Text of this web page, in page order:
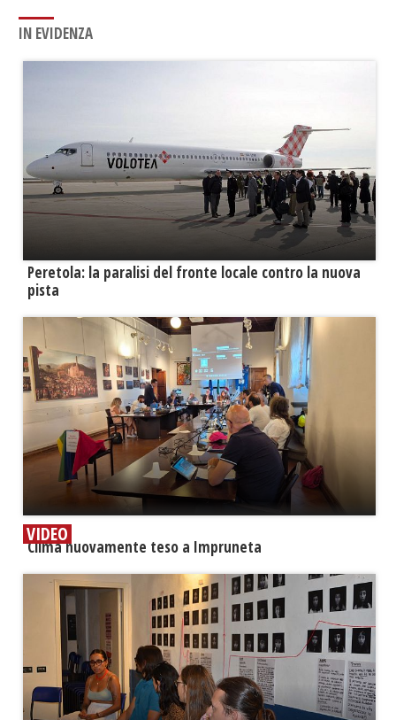
IN EVIDENZA
Peretola: la paralisi del fronte locale contro la nuova
pista
VIDEO
​Clima nuovamente teso a Impruneta